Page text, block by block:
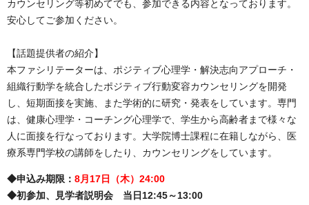
カウンセリング等初めてでも、参加できる内容となっております。
安心してご参加ください。
【話題提供者の紹介】
本ファシリテーターは、ポジティブ心理学・解決志向アプローチ・
組織行動学を統合したポジティブ行動変容カウンセリングを開発
し、短期面接を実施、また学術的に研究・発表をしています。専門
は、健康心理学・コーチング心理学で、学生から高齢者まで様々な
人に面接を行なっております。大学院博士課程に在籍しながら、医
療系専門学校の講師をしたり、カウンセリングをしています。
◆申込み期限： 8月17日（木）24:00
◆初参加、見学者説明会 当日12:45～13:00